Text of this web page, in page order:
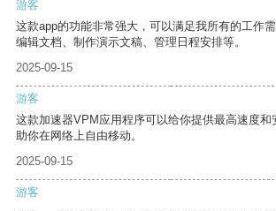
游客
这款app的功能非常强大，可以满足我所有的工作
编辑文档、制作演示文稿、管理日程安排等。
2025-09-15
游客
这款加速器VPM应用程序可以给你提供最高速度和
助你在网络上自由移动。
2025-09-15
游客